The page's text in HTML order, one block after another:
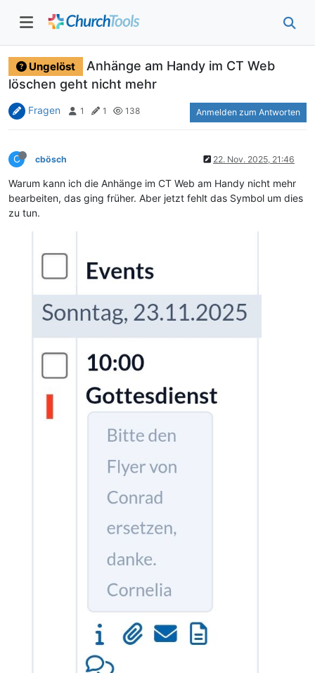
Ungelöst
Anhänge am Handy im CT Web
löschen geht nicht mehr
Fragen 1 1 138 Anmelden zum Antworten
C cbösch 22. Nov. 2025, 21:46
Warum kann ich die Anhänge im CT Web am Handy nicht mehr
bearbeiten, das ging früher. Aber jetzt fehlt das Symbol um dies
zu tun.